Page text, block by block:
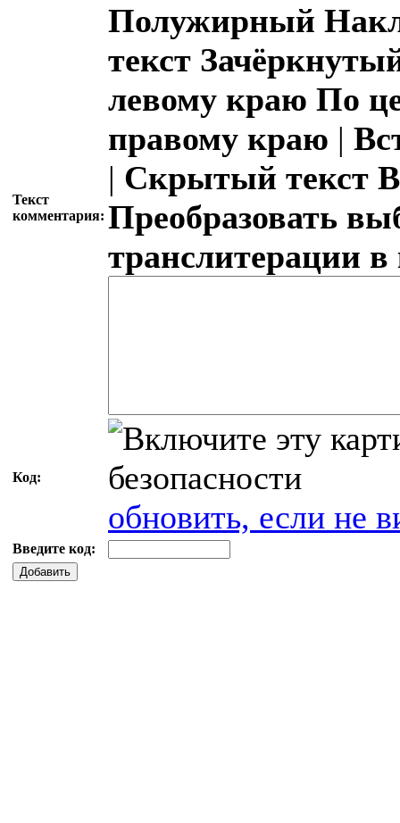
Текст
комментария:
Полужирный
текст
левому краю По
правому краю |
| Скрытый текст
Преобразовать
транслитерации
Код:
обновить, если не
Введите код:
Добавить